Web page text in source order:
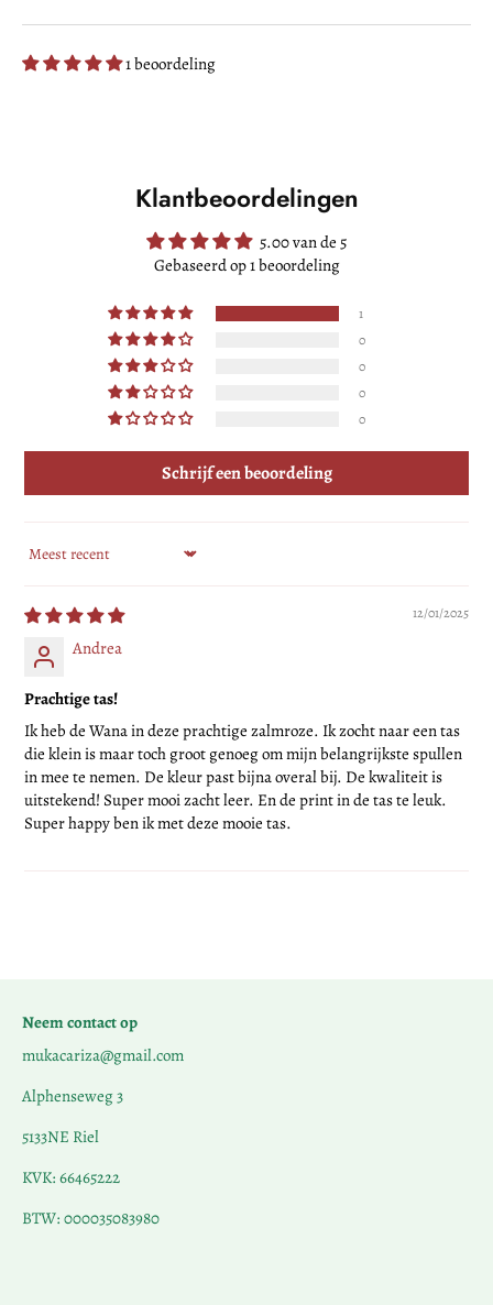
1 beoordeling
Klantbeoordelingen
5.00 van de 5
Gebaseerd op 1 beoordeling
1
0
0
0
0
Schrijf een beoordeling
SORT BY
12/01/2025
Andrea
Prachtige tas!
Ik heb de Wana in deze prachtige zalmroze. Ik zocht naar een tas
die klein is maar toch groot genoeg om mijn belangrijkste spullen
in mee te nemen. De kleur past bijna overal bij. De kwaliteit is
uitstekend! Super mooi zacht leer. En de print in de tas te leuk.
Super happy ben ik met deze mooie tas.
Neem contact op
mukacariza@gmail.com
Alphenseweg 3
5133NE Riel
KVK: 66465222
BTW: 000035083980